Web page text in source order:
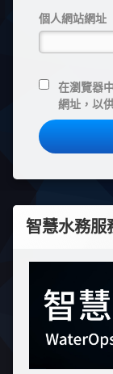
個人網站網址
在瀏覽器
網址，以
智慧水務服